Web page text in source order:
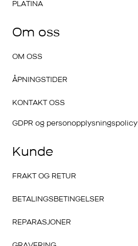
PLATINA
Om oss
OM OSS
ÅPNINGSTIDER
KONTAKT OSS
GDPR og personopplysningspolicy
Kunde
FRAKT OG RETUR
BETALINGSBETINGELSER
REPARASJONER